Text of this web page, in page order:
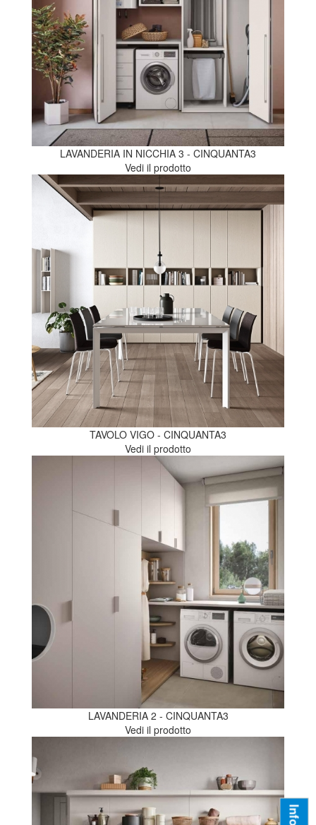
LAVANDERIA IN NICCHIA 3 - CINQUANTA3
Vedi il prodotto
TAVOLO VIGO - CINQUANTA3
Vedi il prodotto
LAVANDERIA 2 - CINQUANTA3
Vedi il prodotto